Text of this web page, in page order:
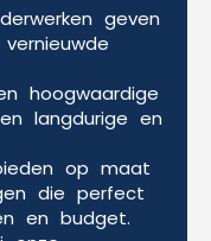
geven
hoogwaardige
langdurige en
op maat
die perfect
en budget.